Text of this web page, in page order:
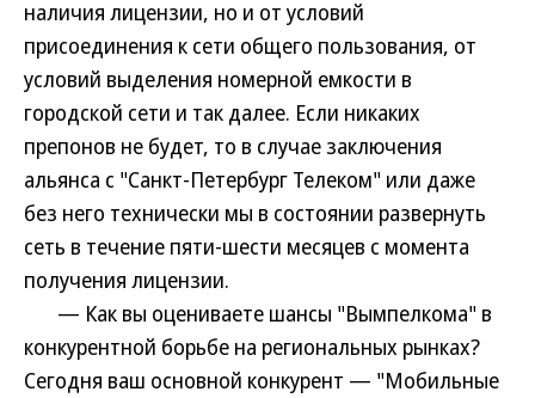
наличия лицензии, но и от условий
присоединения к сети общего пользования, от
условий выделения номерной емкости в
городской сети и так далее. Если никаких
препонов не будет, то в случае заключения
альянса с "Санкт-Петербург Телеком" или даже
без него технически мы в состоянии развернуть
сеть в течение пяти-шести месяцев с момента
получения лицензии.
— Как вы оцениваете шансы "Вымпелкома" в
конкурентной борьбе на региональных рынках?
Сегодня ваш основной конкурент — "Мобильные